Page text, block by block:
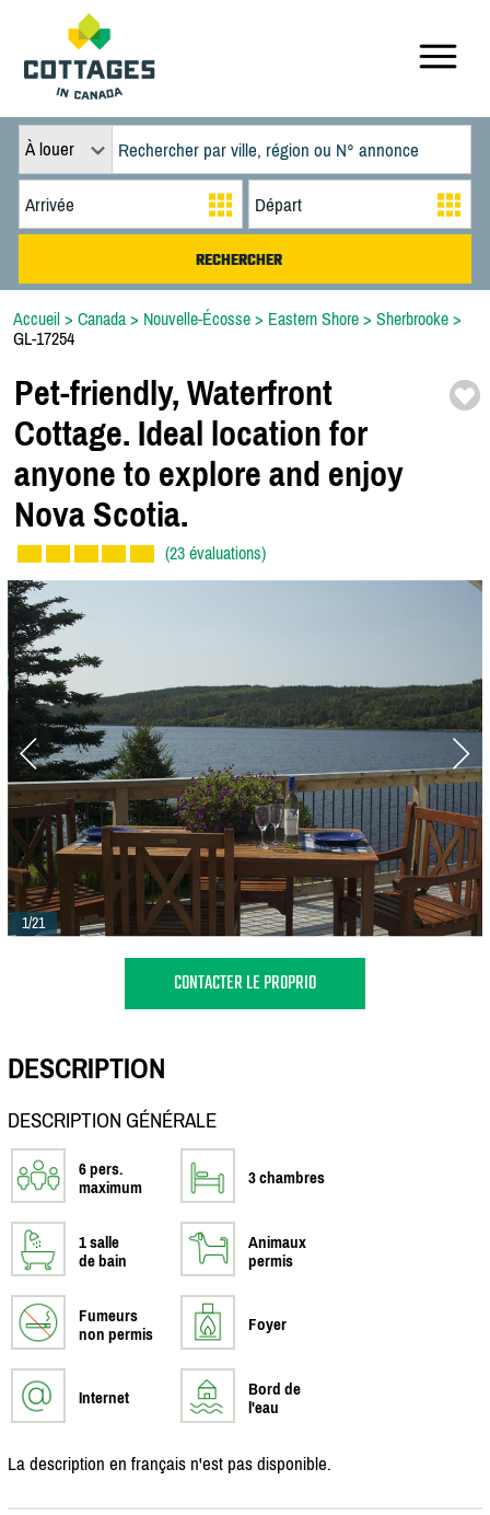
À louer
Accueil > Canada > Nouvelle-Écosse > Eastern Shore > Sherbrooke >
GL-17254
Pet-friendly, Waterfront
Cottage. Ideal location for
anyone to explore and enjoy
Nova Scotia.
(23 évaluations)
1/21
CONTACTER LE PROPRIO
DESCRIPTION
DESCRIPTION GÉNÉRALE
6 pers.
maximum
3 chambres
1 salle
de bain
Animaux
permis
Fumeurs
non permis
Foyer
Internet
Bord de
l'eau
La description en français n'est pas disponible.